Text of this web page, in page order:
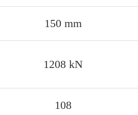
150 mm
1208 kN
108